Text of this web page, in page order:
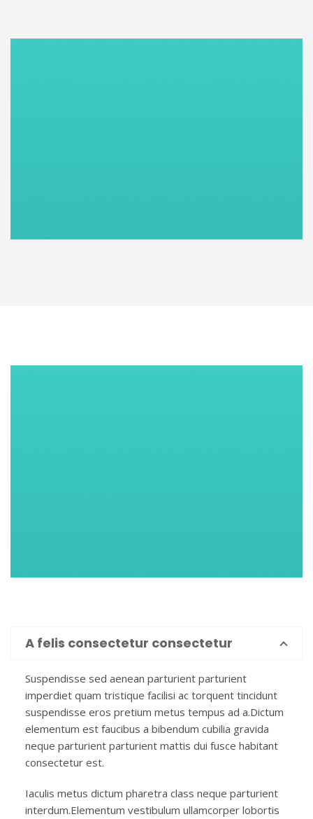
A felis consectetur consectetur
Suspendisse sed aenean parturient parturient
imperdiet quam tristique facilisi ac torquent tincidunt
suspendisse eros pretium metus tempus ad a.Dictum
elementum est faucibus a bibendum cubilia gravida
neque parturient parturient mattis dui fusce habitant
consectetur est.
Iaculis metus dictum pharetra class neque parturient
interdum.Elementum vestibulum ullamcorper lobortis